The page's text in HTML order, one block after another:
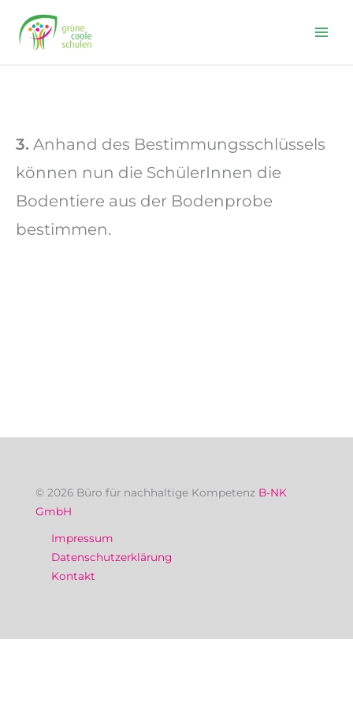
content
3. Anhand des Bestimmungsschlüssels
können nun die SchülerInnen die
Bodentiere aus der Bodenprobe
bestimmen.
© 2026 Büro für nachhaltige Kompetenz B-NK
GmbH
Impressum
Datenschutzerklärung
Kontakt